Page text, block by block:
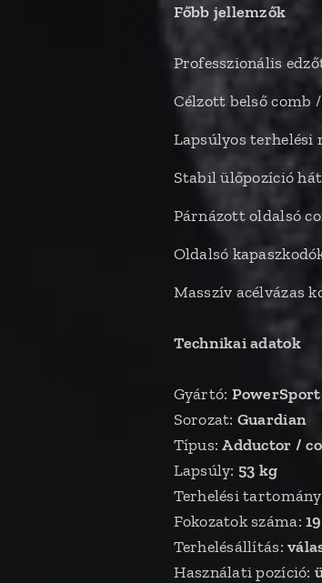
Főbb jellemzők
Professzionális
Célzott belső comb
Lapsúlyos terhelési
Stabil ülőpozíció
Párnázott oldalsó
Oldalsó
Masszív acélvázas
Technikai adatok
Gyártó:
Sorozat: Guardian
Típus:Adductor /
Lapsúly: 53 kg
Terhelési
Fokozatok száma:
Terhelésállítás:
Használati pozíció: